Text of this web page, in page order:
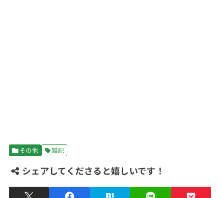
その他 雑記
シェアしてくださると嬉しいです！